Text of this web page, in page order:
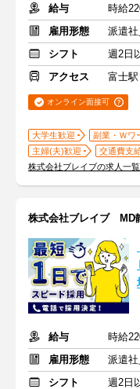
給与
時給
雇用形態
派遣社
シフト
週2日
アクセス
富士駅
オンライン面接可
大学生歓迎 副業・Ｗワ
主婦(夫)歓迎
交通費支
株式会社ブレイブの求人一
株式会社ブレイブ MD
給与
時給
雇用形態
派遣社
シフト
週2日